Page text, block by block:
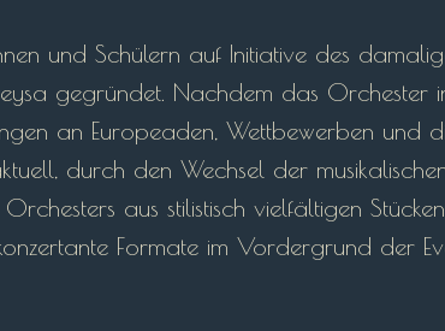
und Schülern auf Initiative des
gegründet. Nachdem das Orchester
an Europeaden, Wettbewerben und
durch den Wechsel der
aus stilistisch vielfältigen
Formate im Vordergrund der